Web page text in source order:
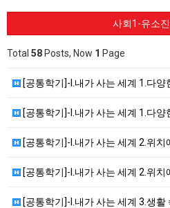
사회1-유소
Total 58 Posts, Now 1 Page
[공통학기]-I.내가 사는 세계 1.다양
[공통학기]-I.내가 사는 세계 1.다양
[공통학기]-I.내가 사는 세계 2.위치
[공통학기]-I.내가 사는 세계 2.위치
[공통학기]-I.내가 사는 세계 3.생활